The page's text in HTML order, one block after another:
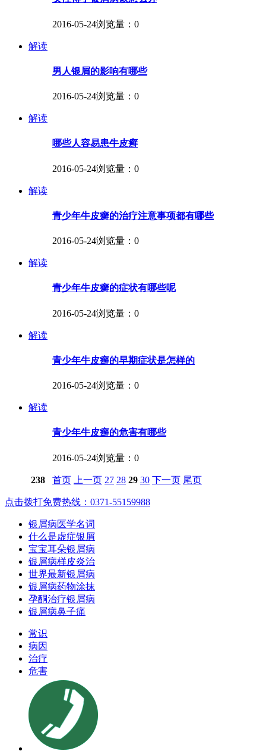
2016-05-24浏览量：0
解读
男人银屑的影响有哪些
2016-05-24浏览量：0
解读
哪些人容易患牛皮癣
2016-05-24浏览量：0
解读
青少年牛皮癣的治疗注意事项都有哪些
2016-05-24浏览量：0
解读
青少年牛皮癣的症状有哪些呢
2016-05-24浏览量：0
解读
青少年牛皮癣的早期症状是怎样的
2016-05-24浏览量：0
解读
青少年牛皮癣的危害有哪些
2016-05-24浏览量：0
238 首页 上一页 27 28 29 30 下一页 尾页
点击拨打免费热线：0371-55159988
银屑病医学名词
什么是虚症银屑
宝宝耳朵银屑病
银屑病样皮炎治
世界最新银屑病
银屑病药物涂抹
孕酮治疗银屑病
银屑病鼻子痛
常识
病因
治疗
危害